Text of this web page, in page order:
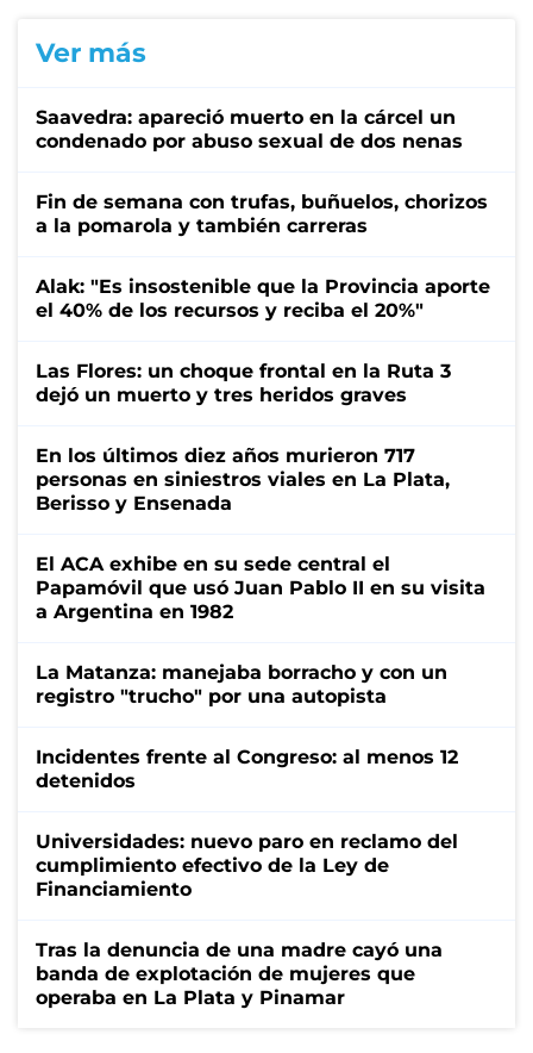
Ver más
Saavedra: apareció muerto en la cárcel un
condenado por abuso sexual de dos nenas
Fin de semana con trufas, buñuelos, chorizos
a la pomarola y también carreras
Alak: "Es insostenible que la Provincia aporte
el 40% de los recursos y reciba el 20%"
Las Flores: un choque frontal en la Ruta 3
dejó un muerto y tres heridos graves
En los últimos diez años murieron 717
personas en siniestros viales en La Plata,
Berisso y Ensenada
El ACA exhibe en su sede central el
Papamóvil que usó Juan Pablo II en su visita
a Argentina en 1982
La Matanza: manejaba borracho y con un
registro "trucho" por una autopista
Incidentes frente al Congreso: al menos 12
detenidos
Universidades: nuevo paro en reclamo del
cumplimiento efectivo de la Ley de
Financiamiento
Tras la denuncia de una madre cayó una
banda de explotación de mujeres que
operaba en La Plata y Pinamar